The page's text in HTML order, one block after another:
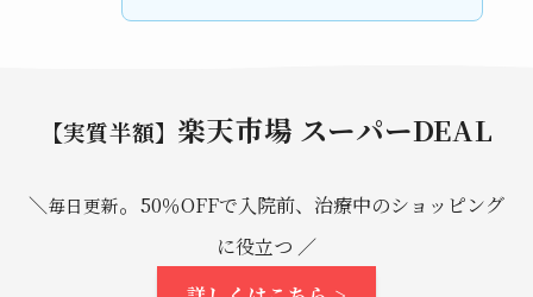
【実質半額】 楽天市場 スーパーDEAL
＼毎日更新。 50％OFFで入院前、治療中のショッピング
に役立つ ／